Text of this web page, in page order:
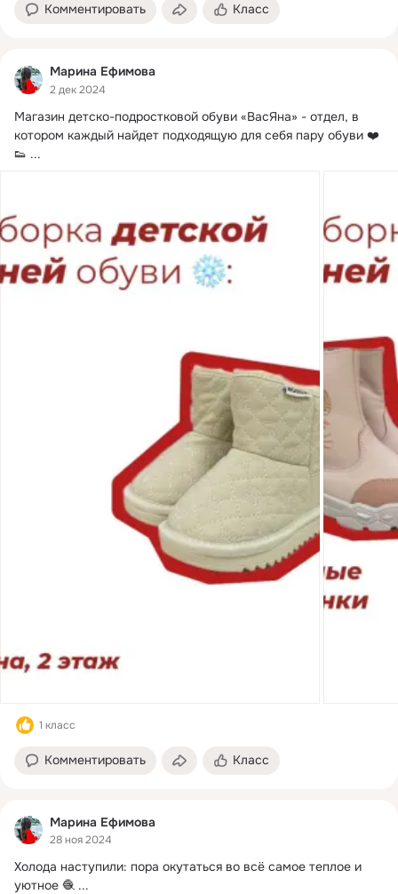
Комментировать Класс
Марина Ефимова
2 дек 2024
Магазин детско-подростковой обуви «ВасЯна» - отдел, в
котором каждый найдет подходящую для себя пару обуви ❤️
👟 ...
1 класс
Комментировать Класс
Марина Ефимова
28 ноя 2024
Холода наступили: пора окутаться во всё самое теплое и
уютное 🧶 ...